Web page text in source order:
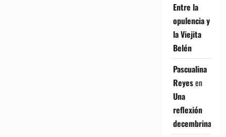
Entre la
opulencia y
la Viejita
Belén
Pascualina
Reyesen
Una
reflexión
decembrina